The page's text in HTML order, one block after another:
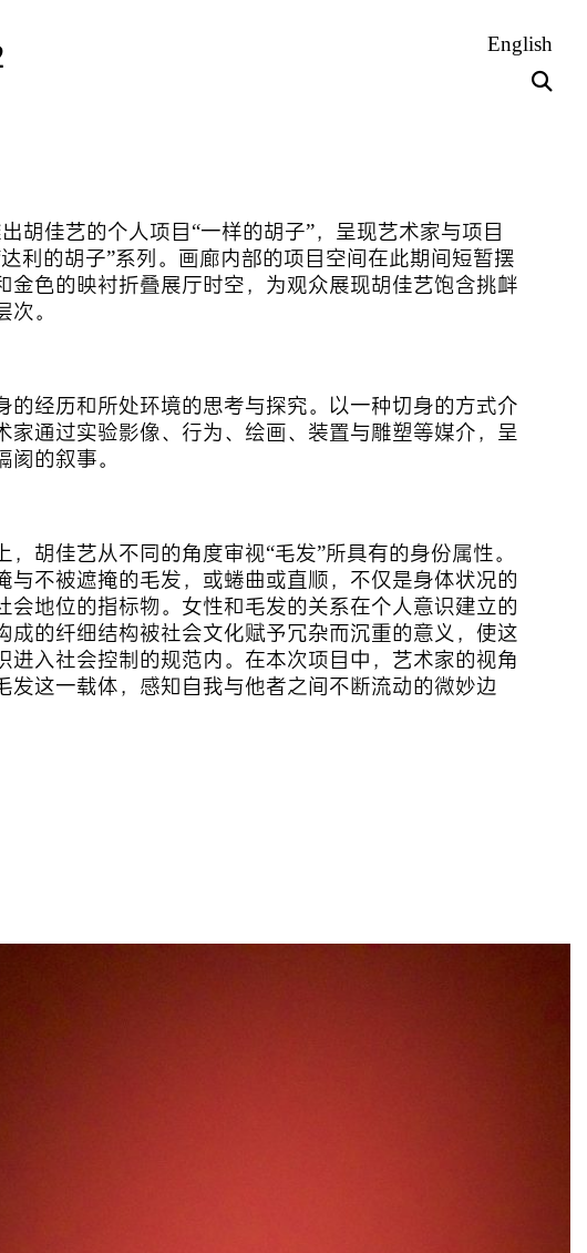
English
胡佳艺的个人项目“一样的胡子”，呈现艺术家与项目
利的胡子”系列。画廊内部的项目空间在此期间短暂摆
金色的映衬折叠展厅时空，为观众展现胡佳艺饱含挑衅
。
的经历和所处环境的思考与探究。以一种切身的方式介
家通过实验影像、行为、绘画、装置与雕塑等媒介，呈
的叙事。
胡佳艺从不同的角度审视“毛发”所具有的身份属性。
与不被遮掩的毛发，或蜷曲或直顺，不仅是身体状况的
会地位的指标物。女性和毛发的关系在个人意识建立的
成的纤细结构被社会文化赋予冗杂而沉重的意义，使这
进入社会控制的规范内。在本次项目中，艺术家的视角
发这一载体，感知自我与他者之间不断流动的微妙边